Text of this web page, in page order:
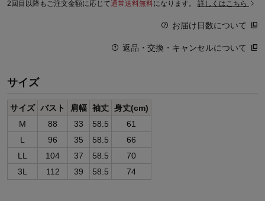
2回目以降もご注文金額に応じて通常送料無料になります。 詳しくはこちら
お届け日数について
返品・交換・キャンセルについて
サイズ
サイズ バスト 肩幅 袖丈 身丈(cm)
M
88 33 58.5
61
L
96 35 58.5
66
LL
104 37 58.5
70
3L
112 39 58.5 74